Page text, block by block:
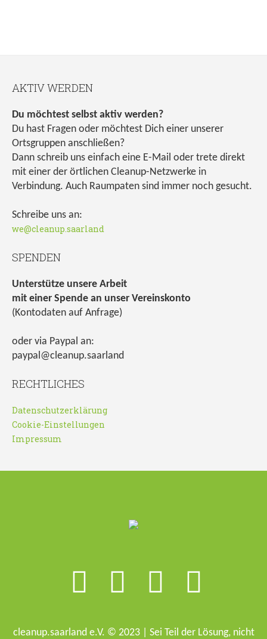
AKTIV WERDEN
Du möchtest selbst aktiv werden?
Du hast Fragen oder möchtest Dich einer unserer
Ortsgruppen anschließen?
Dann schreib uns einfach eine E-Mail oder trete direkt
mit einer der örtlichen Cleanup-Netzwerke in
Verbindung. Auch Raumpaten sind immer noch gesucht.
Schreibe uns an:
we@cleanup.saarland
SPENDEN
Unterstütze unsere Arbeit
mit einer Spende an unser Vereinskonto
(Kontodaten auf Anfrage)
oder via Paypal an:
paypal@cleanup.saarland
RECHTLICHES
Datenschutzerklärung
Cookie-Einstellungen
Impressum
cleanup.saarland e.V. © 2023 | Sei Teil der Lösung, nicht